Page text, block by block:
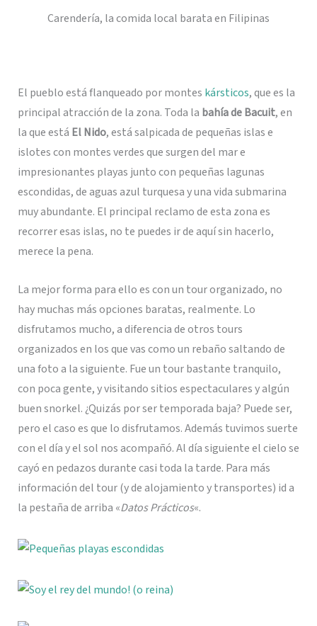
Carendería, la comida local barata en Filipinas
El pueblo está flanqueado por montes kársticos, que es la
principal atracción de la zona. Toda la bahía de Bacuit, en
la que está El Nido, está salpicada de pequeñas islas e
islotes con montes verdes que surgen del mar e
impresionantes playas junto con pequeñas lagunas
escondidas, de aguas azul turquesa y una vida submarina
muy abundante. El principal reclamo de esta zona es
recorrer esas islas, no te puedes ir de aquí sin hacerlo,
merece la pena.
La mejor forma para ello es con un tour organizado, no
hay muchas más opciones baratas, realmente. Lo
disfrutamos mucho, a diferencia de otros tours
organizados en los que vas como un rebaño saltando de
una foto a la siguiente. Fue un tour bastante tranquilo,
con poca gente, y visitando sitios espectaculares y algún
buen snorkel. ¿Quizás por ser temporada baja? Puede ser,
pero el caso es que lo disfrutamos. Además tuvimos suerte
con el día y el sol nos acompañó. Al día siguiente el cielo se
cayó en pedazos durante casi toda la tarde. Para más
información del tour (y de alojamiento y transportes) id a
la pestaña de arriba «Datos Prácticos«.